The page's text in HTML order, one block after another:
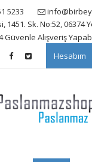
5233
1451. Sk. No:52, 06374
Güvenle Alışveriş
Hesabım